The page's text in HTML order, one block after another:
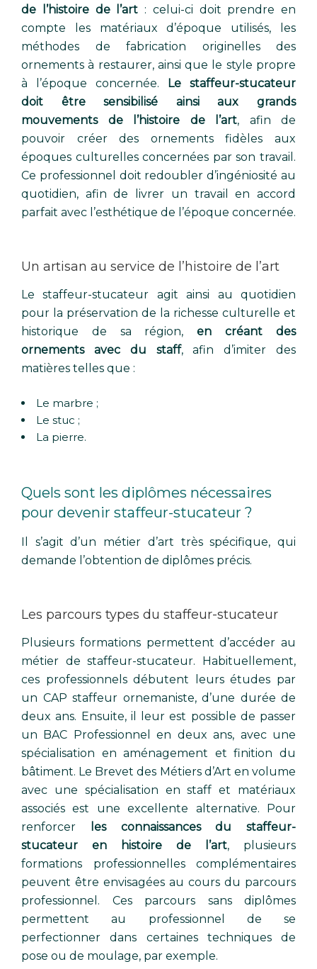
de l’histoire de l’art : celui-ci doit prendre en
compte les matériaux d’époque utilisés, les
méthodes de fabrication originelles des
ornements à restaurer, ainsi que le style propre
à l’époque concernée.
Le staffeur-stucateur
doit être sensibilisé ainsi aux grands
mouvements de l’histoire de l’art, afin de
pouvoir créer des ornements fidèles aux
époques culturelles concernées par son travail.
Ce professionnel doit redoubler d’ingéniosité au
quotidien, afin de livrer un travail en accord
parfait avec l’esthétique de l’époque concernée.
Un artisan au service de l’histoire de l’art
Le staffeur-stucateur agit ainsi au quotidien
pour la préservation de la richesse culturelle et
historique de sa région,en créant des
ornements avec du staff, afin d’imiter des
matières telles que :
Le marbre ;
Le stuc ;
La pierre.
Quels sont les diplômes nécessaires
pour devenir staffeur-stucateur ?
Il s’agit d’un métier d’art très spécifique, qui
demande l’obtention de diplômes précis.
Les parcours types du staffeur-stucateur
Plusieurs formations permettent d’accéder au
métier de staffeur-stucateur. Habituellement,
ces professionnels débutent leurs études par
un CAP staffeur ornemaniste, d’une durée de
deux ans. Ensuite, il leur est possible de passer
un BAC Professionnel en deux ans, avec une
spécialisation en aménagement et finition du
bâtiment. Le Brevet des Métiers d’Art en volume
avec une spécialisation en staff et matériaux
associés est une excellente alternative. Pour
renforcer
les connaissances du staffeur-
stucateur en histoire de l’art, plusieurs
formations professionnelles complémentaires
peuvent être envisagées au cours du parcours
professionnel. Ces parcours sans diplômes
permettent au professionnel de se
perfectionner dans certaines techniques de
pose ou de moulage, par exemple.